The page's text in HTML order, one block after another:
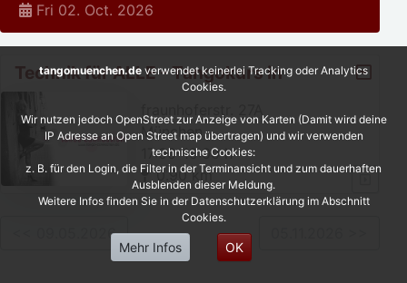
Fri 02. Oct. 2026
Technik für ALLE - Tangokurs in
München
München
17:00-19:00 h
0.90 km
<< 09.05.2026
tangomuenchen.de verwendet keinerlei Tracking oder Analytics
Cookies.
Wir nutzen jedoch OpenStreet zur Anzeige von Karten (Damit wird deine
IP Adresse an Open Street map übertragen) und wir verwenden
technische Cookies:
z. B. für den Login, die Filter in der Terminansicht und zum dauerhaften
Ausblenden dieser Meldung.
Weitere Infos finden Sie in der Datenschutzerklärung im Abschnitt
Cookies.
Mehr Infos OK